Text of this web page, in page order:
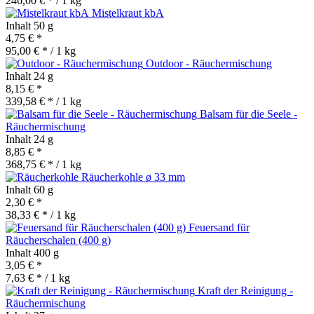
Mistelkraut kbA
Inhalt 50 g
4,75 € *
95,00 € * / 1 kg
Outdoor - Räuchermischung
Inhalt 24 g
8,15 € *
339,58 € * / 1 kg
Balsam für die Seele -
Räuchermischung
Inhalt 24 g
8,85 € *
368,75 € * / 1 kg
Räucherkohle ø 33 mm
Inhalt 60 g
2,30 € *
38,33 € * / 1 kg
Feuersand für
Räucherschalen (400 g)
Inhalt 400 g
3,05 € *
7,63 € * / 1 kg
Kraft der Reinigung -
Räuchermischung